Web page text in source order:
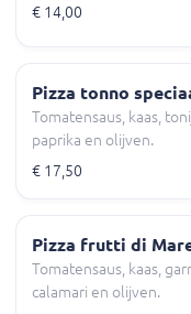
€ 14,00
Pizza tonno
Tomatensaus, kaas,
paprika en olijven.
€ 17,50
Pizza frutti di
Tomatensaus, kaas,
calamari en olijven.